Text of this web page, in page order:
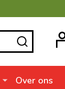
ZOEKEN
Over ons